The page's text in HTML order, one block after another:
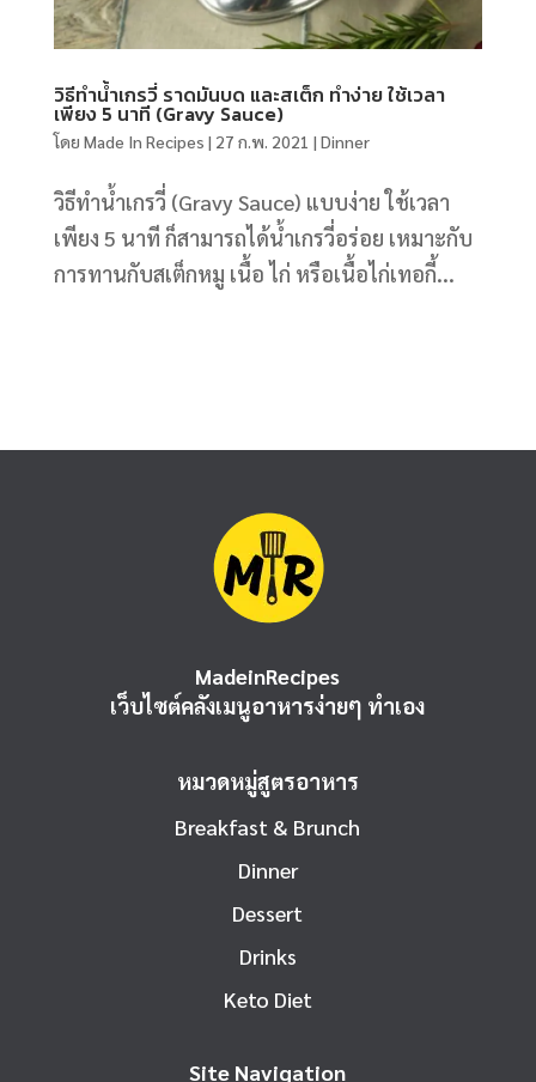
วิธีทําน้ำเกรวี่ ราดมันบด และสเต็ก ทำง่าย ใช้เวลา
เพียง 5 นาที (Gravy Sauce)
โดย Made In Recipes | 27 ก.พ. 2021 | Dinner
วิธีทําน้ำเกรวี่ (Gravy Sauce) แบบง่าย ใช้เวลา
เพียง 5 นาที ก็สามารถได้น้ำเกรวี่อร่อย เหมาะกับ
การทานกับสเต็กหมู เนื้อ ไก่ หรือเนื้อไก่เทอกี้...
MadeinRecipes
เว็บไซต์คลังเมนูอาหารง่ายๆ ทำเอง
หมวดหมู่สูตรอาหาร
Breakfast & Brunch
Dinner
Dessert
Drinks
Keto Diet
Site Navigation